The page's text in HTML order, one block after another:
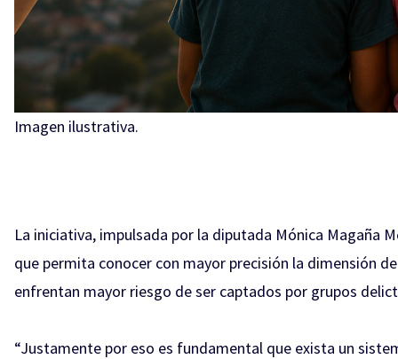
Imagen ilustrativa.
La iniciativa, impulsada por la diputada Mónica Magaña
que permita conocer con mayor precisión la dimensión
enfrentan mayor riesgo de ser captados por grupos
“Justamente por eso es fundamental que exista un